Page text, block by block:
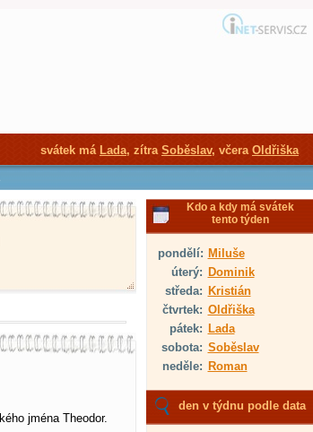
jména Theodor.
Kdo a kdy má svátek
tento týden
pondělí: Miluše
úterý: Dominik
středa: Kristián
čtvrtek: Oldřiška
pátek: Lada
sobota: Soběslav
neděle: Roman
den v týdnu podle data
svátek má Lada, zítra Soběslav, včera Oldřiška